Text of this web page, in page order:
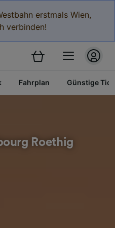
erstmals Wien,
verbinden!
Fahrplan Günstige
Roethig